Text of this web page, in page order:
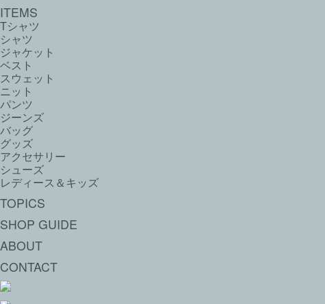
ITEMS
Tシャツ
シャツ
ジャケット
ベスト
スウェット
ニット
パンツ
ジーンズ
バッグ
グッズ
アクセサリー
シューズ
レディース＆キッズ
TOPICS
SHOP GUIDE
ABOUT
CONTACT